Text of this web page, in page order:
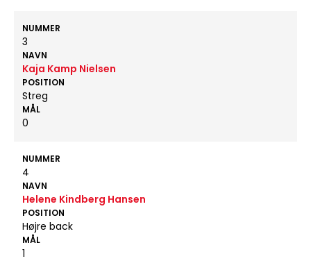
NUMMER
3
NAVN
Kaja Kamp Nielsen
POSITION
Streg
MÅL
0
NUMMER
4
NAVN
Helene Kindberg Hansen
POSITION
Højre back
MÅL
1